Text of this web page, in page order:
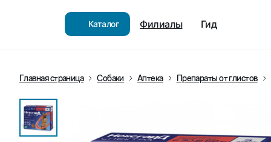
Каталог Филиалы Гид
Главная страница Собаки Аптека Препараты от глистов